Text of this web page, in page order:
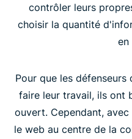
contrôler leurs
choisir la quantité
en
Pour que les
faire leur travail, ils ont
ouvert. Cependant,
le web au centre de la